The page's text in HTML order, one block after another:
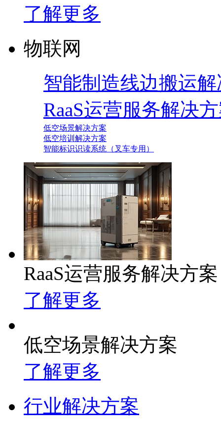
了解更多
物联网
智能制造线边搬运
RaaS运营服务解决
低空场景解决方案
低空培训解决方案
智能标识识读系统（叉车专用）
RaaS运营服务解决方案
了解更多
低空场景解决方案
了解更多
行业解决方案